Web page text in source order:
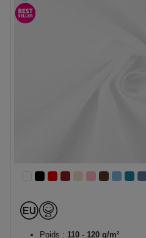
Poids : 110 - 120 g/m²